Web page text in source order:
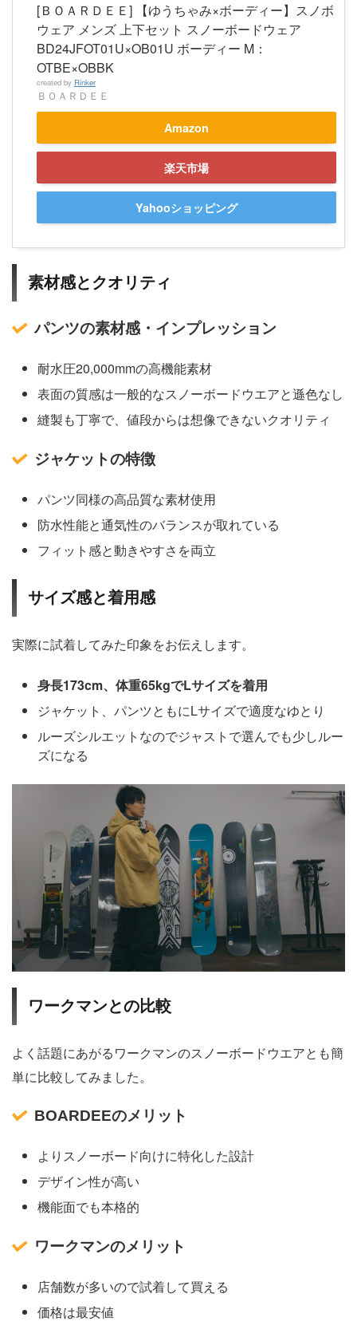
[ＢＯＡＲＤＥＥ] 【ゆうちゃみ×ボーディー】スノボ
ウェア メンズ 上下セット スノーボードウェア
BD24JFOT01U×OB01U ボーディー M：
OTBE×OBBK
created by Rinker
ＢＯＡＲＤＥＥ
Amazon
楽天市場
Yahooショッピング
素材感とクオリティ
パンツの素材感・インプレッション
耐水圧20,000mmの高機能素材
表面の質感は一般的なスノーボードウエアと遜色なし
縫製も丁寧で、値段からは想像できないクオリティ
ジャケットの特徴
パンツ同様の高品質な素材使用
防水性能と通気性のバランスが取れている
フィット感と動きやすさを両立
サイズ感と着用感
実際に試着してみた印象をお伝えします。
身長173cm、体重65kgでLサイズを着用
ジャケット、パンツともにLサイズで適度なゆとり
ルーズシルエットなのでジャストで選んでも少しルー
ズになる
ワークマンとの比較
よく話題にあがるワークマンのスノーボードウエアとも簡
単に比較してみました。
BOARDEEのメリット
よりスノーボード向けに特化した設計
デザイン性が高い
機能面でも本格的
ワークマンのメリット
店舗数が多いので試着して買える
価格は最安値